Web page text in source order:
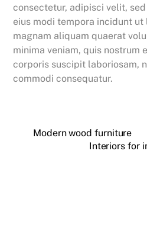
consectetur, adipisci velit,
eius modi tempora incidunt
magnam aliquam quaerat
minima veniam, quis nostrum
corporis suscipit laboriosam,
commodi consequatur.
Modern wood furniture
Interiors for